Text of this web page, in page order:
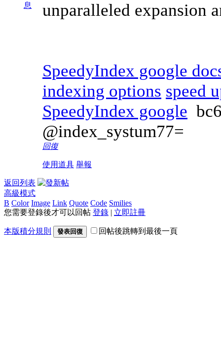
息
unparalleled expansion
SpeedyIndex google
indexing options speed
SpeedyIndex google
@index_systum77=
回復
使用道具 舉報
返回列表
高級模式
B Color Image Link Quote Code Smilies
您需要登錄後才可以回帖 登錄 | 立即註冊
本版積分規則 發表回復 回帖後跳轉到最後一頁